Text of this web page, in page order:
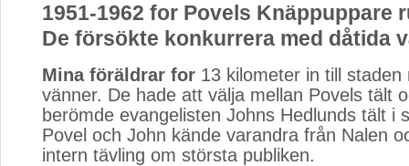
1951-1962 for Povels Knäppuppare
De försökte konkurrera med dåtida
Mina föräldrar for 13 kilometer in till staden
vänner. De hade att välja mellan Povels tält
berömde evangelisten Johns Hedlunds tält i
Povel och John kände varandra från Nalen
intern tävling om största publiken.